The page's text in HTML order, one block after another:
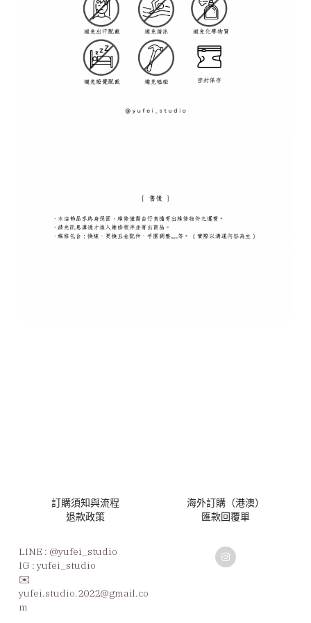
訂購須知與流程
退款政策
海外訂購（港澳）
匯款回覆單
LINE : @yufei_studio
IG : yufei_studio
✉️
yufei.studio.2022@gmail.co
m